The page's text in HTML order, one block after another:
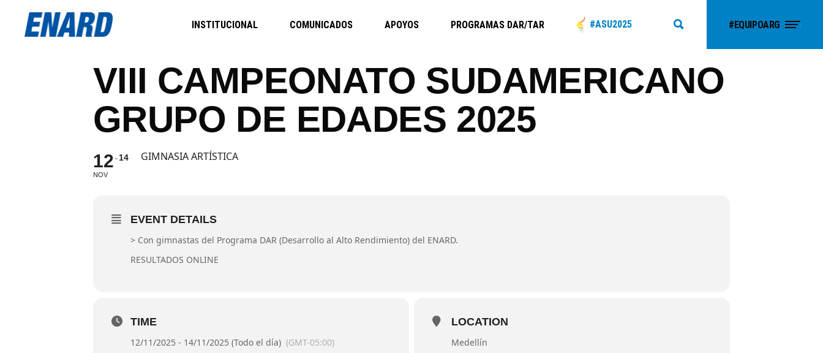
INSTITUCIONAL COMUNICADOS APOYOS PROGRAMAS DAR/TAR #ASU2025 #EQUIPOARG
VIII CAMPEONATO SUDAMERICANO
GRUPO DE EDADES 2025
12
NOV
14 GIMNASIA ARTÍSTICA
EVENT DETAILS
> Con gimnastas del Programa DAR (Desarrollo al Alto Rendimiento) del ENARD.
RESULTADOS ONLINE
TIME
12/11/2025 - 14/11/2025 (Todo el día) (GMT-05:00)
LOCATION
Medellín